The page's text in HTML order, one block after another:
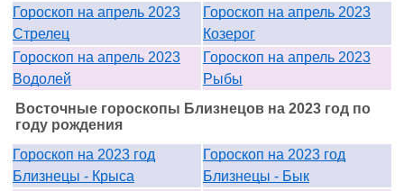
Гороскоп на апрель 2023
Стрелец
Гороскоп на апрель 2023
Козерог
Гороскоп на апрель 2023
Водолей
Гороскоп на апрель 2023
Рыбы
Восточные гороскопы Близнецов на 2023 год по
году рождения
Гороскоп на 2023 год
Близнецы - Крыса
Гороскоп на 2023 год
Близнецы - Бык